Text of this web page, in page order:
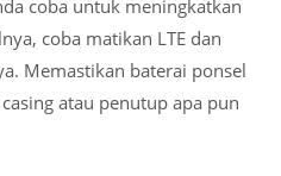
coba untuk meningkatkan
coba matikan LTE dan
Memastikan baterai ponsel
atau penutup apa pun